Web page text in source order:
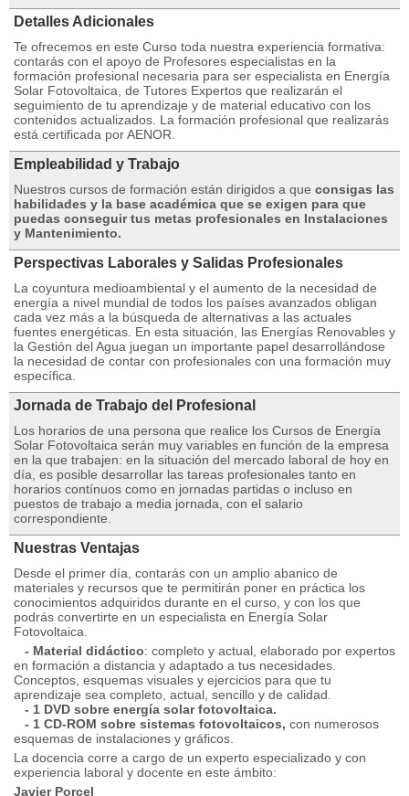
Detalles Adicionales
Te ofrecemos en este Curso toda nuestra experiencia formativa:
contarás con el apoyo de Profesores especialistas en la
formación profesional necesaria para ser especialista en Energía
Solar Fotovoltaica, de Tutores Expertos que realizarán el
seguimiento de tu aprendizaje y de material educativo con los
contenidos actualizados. La formación profesional que realizarás
está certificada por AENOR.
Empleabilidad y Trabajo
Nuestros cursos de formación están dirigidos a que consigas las
habilidades y la base académica que se exigen para que
puedas conseguir tus metas profesionales en Instalaciones
y Mantenimiento.
Perspectivas Laborales y Salidas Profesionales
La coyuntura medioambiental y el aumento de la necesidad de
energía a nivel mundial de todos los países avanzados obligan
cada vez más a la búsqueda de alternativas a las actuales
fuentes energéticas. En esta situación, las Energías Renovables y
la Gestión del Agua juegan un importante papel desarrollándose
la necesidad de contar con profesionales con una formación muy
específica.
Jornada de Trabajo del Profesional
Los horarios de una persona que realice los Cursos de Energía
Solar Fotovoltaica serán muy variables en función de la empresa
en la que trabajen: en la situación del mercado laboral de hoy en
día, es posible desarrollar las tareas profesionales tanto en
horarios contínuos como en jornadas partidas o incluso en
puestos de trabajo a media jornada, con el salario
correspondiente.
Nuestras Ventajas
Desde el primer día, contarás con un amplio abanico de
materiales y recursos que te permitirán poner en práctica los
conocimientos adquiridos durante en el curso, y con los que
podrás convertirte en un especialista en Energía Solar
Fotovoltaica.
- Material didáctico: completo y actual, elaborado por expertos
en formación a distancia y adaptado a tus necesidades.
Conceptos, esquemas visuales y ejercicios para que tu
aprendizaje sea completo, actual, sencillo y de calidad.
- 1 DVD sobre energía solar fotovoltaica.
- 1 CD-ROM sobre sistemas fotovoltaicos, con numerosos
esquemas de instalaciones y gráficos.
La docencia corre a cargo de un experto especializado y con
experiencia laboral y docente en este ámbito:
Javier Porcel